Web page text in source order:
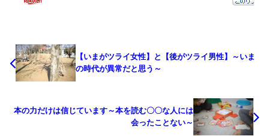
【いまがツライ女性】と【後がツライ男性】～いま
の時代が異常だと思う～
本の力だけは信じています～本を読む〇〇な人には
会ったことない～